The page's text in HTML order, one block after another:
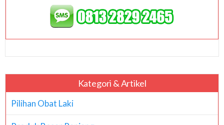
Kategori & Artikel
Pilihan Obat Laki